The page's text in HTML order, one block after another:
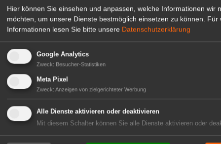
Gärtnerei Hanns
Hier können Sie einsehen und anpassen, welche Informationen wir
möchten, um unsere Dienste bestmöglich einsetzen zu können.
Für
Informationen lesen Sie bitte unsere Datenschutzerklärung
Google Analytics
Zweck: Besucher-Statistiken
Meta Pixel
Zweck: Anzeigen von zielgerichteter Werbung
Alle Dienste aktivieren oder deaktivieren
Mit diesem Schalter können Sie alle Dienste aktivieren oder